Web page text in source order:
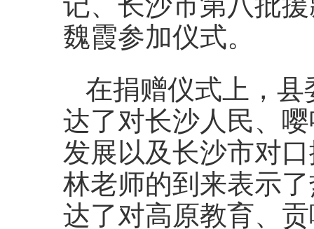
魏霞参加仪式。
在捐赠仪式上，
达了对长沙人民、
发展以及长沙市对
林老师的到来表示
达了对高原教育、